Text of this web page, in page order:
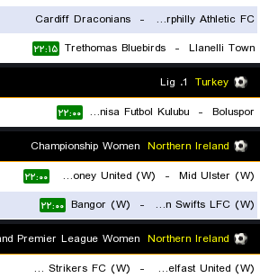
Caerphilly Athletic FC
-
Cardiff Draconians
۲۲:۱۵
Llanelli Town
-
Trethomas Bluebirds ۲۲:۱۵
Turkey
Boluspor
-
Manisa Futbol Kulubu ۲۲:۰۰
Northern Ireland
Mid Ulster (W)
-
Ballymoney United (W) ۲۲:۰۰
Sion Swifts LFC (W)
-
Bangor (W) ۲۲:۰۰
Northern Ireland
Glentoran Belfast United (W)
-
Crusaders Strikers FC (W)